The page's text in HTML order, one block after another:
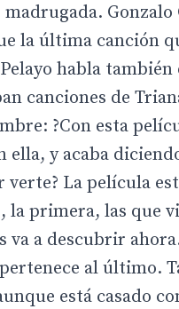
Gonzalo
la última canción
habla
canciones de
?Con esta
y acaba
La película
la primera, las que
va a descubrir
al último.
está casado